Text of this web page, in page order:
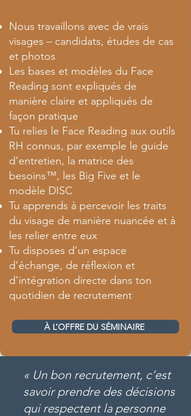
Nous travaillons avec de vrais
visages – candidats, études de cas
et photos
Les bases et modèles du Face
Reading sont expliqués de
manière claire et appliqués de
façon pratique
Tu relies le Face Reading aux outils
RH connus, par exemple le guide
d’entretien, la matrice des
besoins™, les Big Five et le
modèle DISC
Tu apprends à percevoir les traits
du visage de manière nuancée et à
les relier entre eux
Tu disposes d’un espace
d’échange, de réflexion et
d’intégration directe dans ton
quotidien de recrutement
À L’OFFRE DU SÉMINAIRE
« Un bon recrutement, c’est
savoir prendre des décisions
qui respectent la personne